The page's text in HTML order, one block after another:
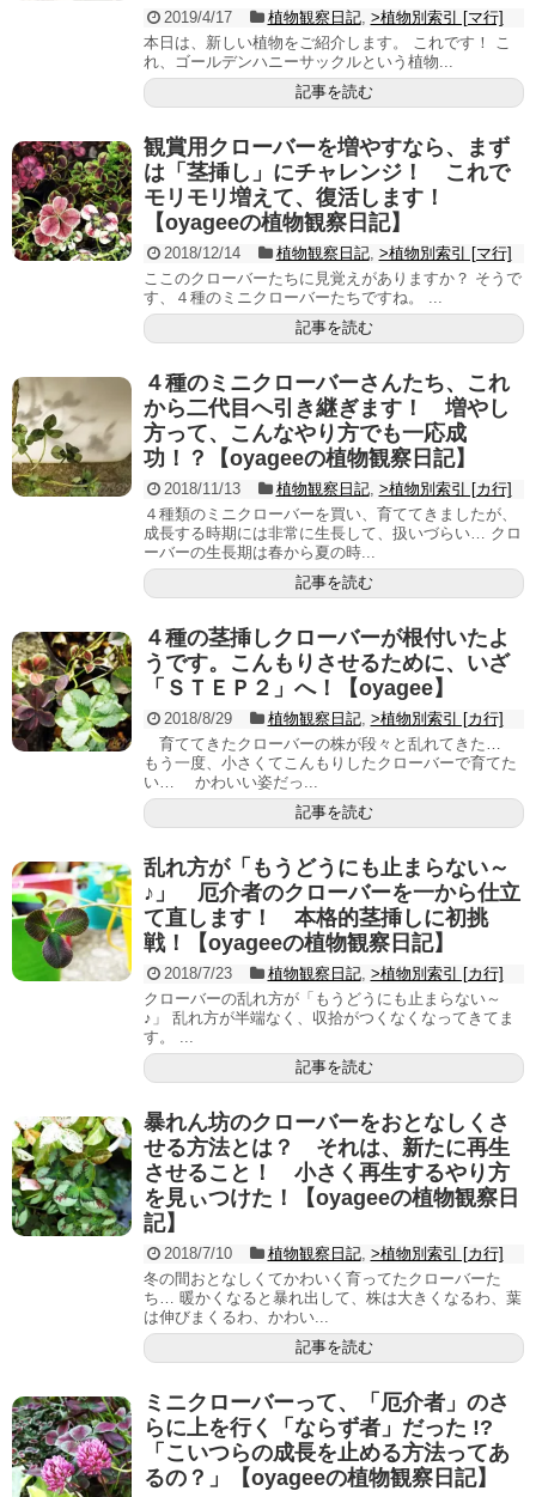
2019/4/17 植物観察日記, >植物別索引 [マ行]
本日は、新しい植物をご紹介します。 これです！ こ
れ、ゴールデンハニーサックルという植物...
記事を読む
観賞用クローバーを増やすなら、まず
は「茎挿し」にチャレンジ！ これで
モリモリ増えて、復活します！
【oyageeの植物観察日記】
2018/12/14 植物観察日記, >植物別索引 [マ行]
ここのクローバーたちに見覚えがありますか？ そうで
す、４種のミニクローバーたちですね。 ...
記事を読む
４種のミニクローバーさんたち、これ
から二代目へ引き継ぎます！ 増やし
方って、こんなやり方でも一応成
功！？【oyageeの植物観察日記】
2018/11/13 植物観察日記, >植物別索引 [カ行]
４種類のミニクローバーを買い、育ててきましたが、
成長する時期には非常に生長して、扱いづらい… クロ
ーバーの生長期は春から夏の時...
記事を読む
４種の茎挿しクローバーが根付いたよ
うです。こんもりさせるために、いざ
「ＳＴＥＰ２」へ！【oyagee】
2018/8/29 植物観察日記, >植物別索引 [カ行]
育ててきたクローバーの株が段々と乱れてきた…
もう一度、小さくてこんもりしたクローバーで育てた
い… かわいい姿だっ...
記事を読む
乱れ方が「もうどうにも止まらない～
♪」 厄介者のクローバーを一から仕立
て直します！ 本格的茎挿しに初挑
戦！【oyageeの植物観察日記】
2018/7/23 植物観察日記, >植物別索引 [カ行]
クローバーの乱れ方が「もうどうにも止まらない～
♪」 乱れ方が半端なく、収拾がつくなくなってきてま
す。 ...
記事を読む
暴れん坊のクローバーをおとなしくさ
せる方法とは？ それは、新たに再生
させること！ 小さく再生するやり方
を見ぃつけた！【oyageeの植物観察日
記】
2018/7/10 植物観察日記, >植物別索引 [カ行]
冬の間おとなしくてかわいく育ってたクローバーた
ち… 暖かくなると暴れ出して、株は大きくなるわ、葉
は伸びまくるわ、かわい...
記事を読む
ミニクローバーって、「厄介者」のさ
らに上を行く「ならず者」だった !?
「こいつらの成長を止める方法ってあ
るの？」【oyageeの植物観察日記】